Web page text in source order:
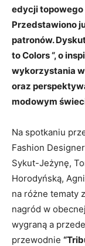
edycji topowego
Przedstawiono
patronów.
to Colors “, o
wykorzystania
oraz
modowym
Na spotkaniu
Fashion
Sykut-Jeżynę,
Horodyńską,
na różne tematy
nagród w
wygraną a
przewodnie